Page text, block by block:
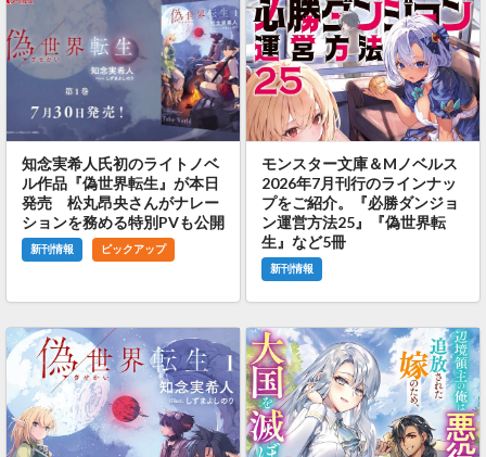
知念実希人氏初のライトノベ
ル作品『偽世界転生』が本日
発売 松丸昂央さんがナレー
ションを務める特別PVも公開
新刊情報 ピックアップ
モンスター文庫＆Mノベルス
2026年7月刊行のラインナッ
プをご紹介。『必勝ダンジョ
ン運営方法25』『偽世界転
生』など5冊
新刊情報